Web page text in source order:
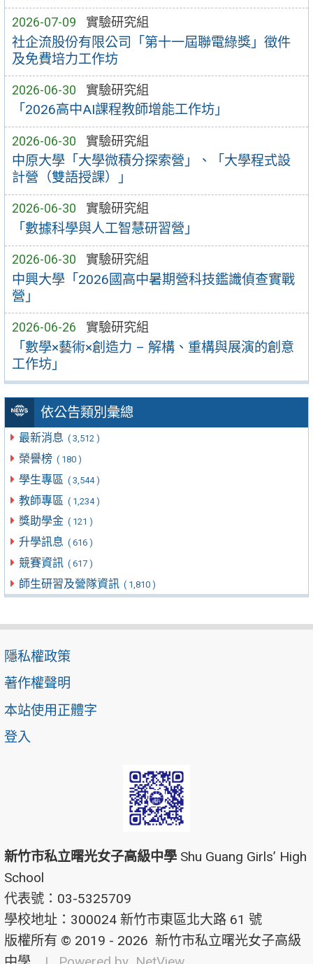
2026-07-09 實驗研究組
社企流股份有限公司「第十一屆聯電綠獎」徵件
及免費培力工作坊
2026-06-30 實驗研究組
「2026高中AI課程教師增能工作坊」
2026-06-30 實驗研究組
中原大學「大學微積分探索營」、「大學程式設
計營（雙語授課）」
2026-06-30 實驗研究組
「數據科學與人工智慧研習營」
2026-06-30 實驗研究組
中興大學「2026國高中暑期營科技鑑識偵查實戰
營」
2026-06-26 實驗研究組
「數學×藝術×創造力 – 解構、重構與展演的創意
工作坊」
依公告類別彙總
最新消息 ( 3,512 )
榮譽榜 ( 180 )
學生專區 ( 3,544 )
教師專區 ( 1,234 )
獎助學金 ( 121 )
升學訊息 ( 616 )
競賽資訊 ( 617 )
師生研習及營隊資訊 ( 1,810 )
隱私權政策
著作權聲明
本站使用正體字
登入
新竹市私立曙光女子高級中學 Shu Guang Girls’ High
School
代表號：03-5325709
學校地址：300024 新竹市東區北大路 61 號
版權所有 © 2019 - 2026 新竹市私立曙光女子高級